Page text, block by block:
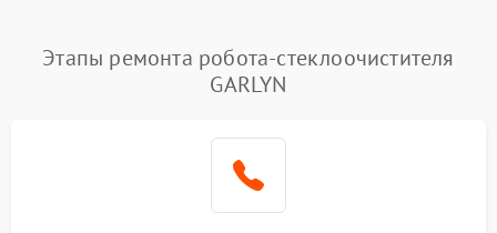
Этапы ремонта робота-стеклоочистителя
GARLYN